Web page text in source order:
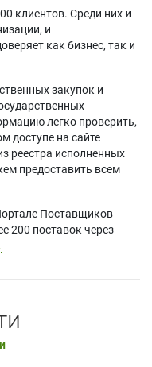
клиентов. Среди них и
и
как бизнес, так и
закупок и
легко проверить,
доступе на сайте
реестра исполненных
предоставить всем
Поставщиков
200 поставок через